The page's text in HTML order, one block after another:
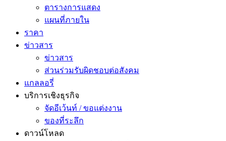
ตารางการแสดง
แผนที่ภายใน
ราคา
ข่าวสาร
ข่าวสาร
ส่วนร่วมรับผิดชอบต่อสังคม
แกลลอรี่
บริการเชิงธุรกิจ
จัดอีเว้นท์ / ขอแต่งงาน
ของที่ระลึก
ดาวน์โหลด